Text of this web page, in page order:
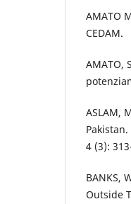
AMATO
CEDAM.
AMATO,
ASLAM,
4 (3):
BANKS,
Outside